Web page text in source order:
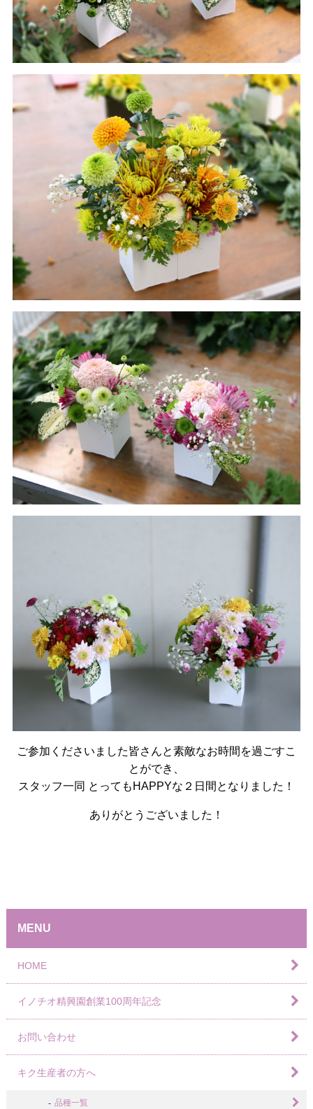
ご参加くださいました皆さんと素敵なお時間を過ごすこ
とができ、
スタッフ一同 とってもHAPPYな２日間となりました！
ありがとうございました！
MENU
HOME
イノチオ精興園創業100周年記念
お問い合わせ
キク生産者の方へ
品種一覧